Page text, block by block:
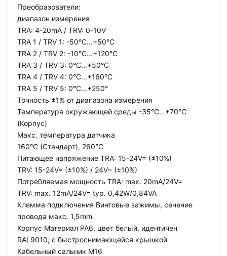
Преобразователи:
диапазон измерения
TRA: 4-20mA / TRV: 0-10V
TRA 1 / TRV 1: -50°C...+50°C
TRA 2 / TRV 2: -10°C...+120°C
TRA 3 / TRV 3: 0°C...+50°C
TRA 4 / TRV 4: 0°C...+160°C
TRA 5 / TRV 5: 0°C...+250°
Точность ±1% от диапазона измерения
Температура окружающей среды -35°C...+70°C
(Корпус)
Макс. температура датчика
160°C (Стандарт), 260°C
Питающее напряжение TRA: 15-24V= (±10%)
TRV: 15-24V= (±10%) / 24V~ (±10%)
Потребляемая мощность TRA: max. 20mA/24V=
TRV: max. 12mA/24V= typ. 0,42W/0,84VA
Клемма подключения Винтовые зажимы, сечение
провода макс. 1,5mm
Корпус Материал PA6, цвет белый, идентичен
RAL9010, с быстроснимающейся крышкой
Кабельный сальник M16